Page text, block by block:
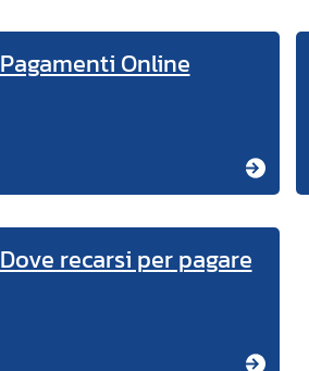
Pagamenti Online
Dove recarsi per pagare